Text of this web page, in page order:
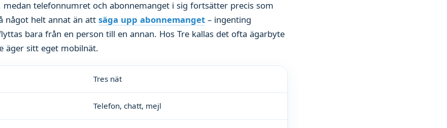
medan telefonnumret och abonnemanget i sig fortsätter precis som
något helt annat än att säga upp abonnemanget – ingenting
bara från en person till en annan. Hos Tre kallas det ofta ägarbyte
äger sitt eget mobilnät.
Tres nät
Telefon, chatt, mejl